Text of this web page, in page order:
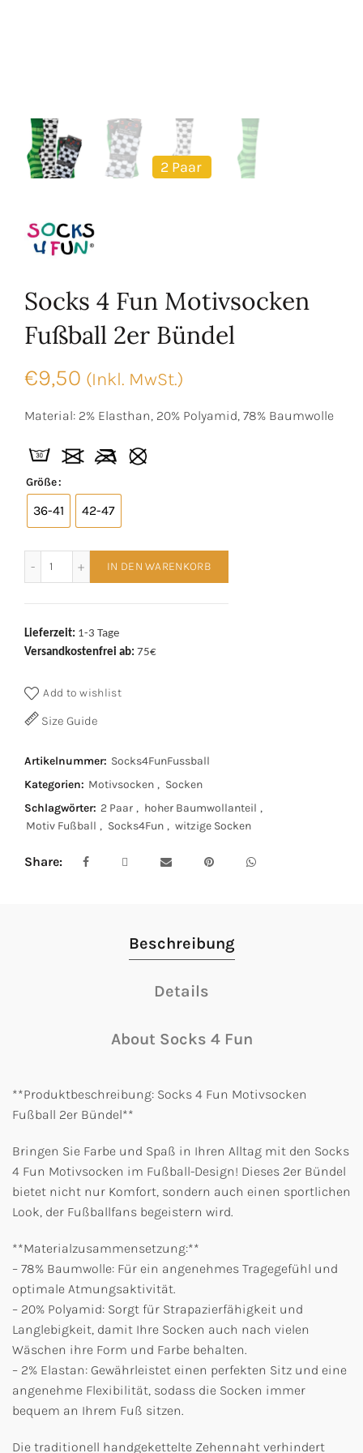
2 Paar
Socks 4 Fun Motivsocken
Fußball 2er Bündel
€9,50 (Inkl. MwSt.)
Material: 2% Elasthan, 20% Polyamid, 78% Baumwolle
Größe
36-41 42-47
IN DEN WARENKORB
Lieferzeit: 1-3 Tage
Versandkostenfrei ab: 75€
Add to wishlist
Size Guide
Artikelnummer: Socks4FunFussball
Kategorien: Motivsocken , Socken
Schlagwörter: 2 Paar , hoher Baumwollanteil ,
Motiv Fußball , Socks4Fun , witzige Socken
Share
Beschreibung
Details
About Socks 4 Fun
**Produktbeschreibung: Socks 4 Fun Motivsocken
Fußball 2er Bündel**
Bringen Sie Farbe und Spaß in Ihren Alltag mit den Socks
4 Fun Motivsocken im Fußball-Design! Dieses 2er Bündel
bietet nicht nur Komfort, sondern auch einen sportlichen
Look, der Fußballfans begeistern wird.
**Materialzusammensetzung:**
– 78% Baumwolle: Für ein angenehmes Tragegefühl und
optimale Atmungsaktivität.
– 20% Polyamid: Sorgt für Strapazierfähigkeit und
Langlebigkeit, damit Ihre Socken auch nach vielen
Wäschen ihre Form und Farbe behalten.
– 2% Elastan: Gewährleistet einen perfekten Sitz und eine
angenehme Flexibilität, sodass die Socken immer
bequem an Ihrem Fuß sitzen.
Die traditionell handgekettelte Zehennaht verhindert